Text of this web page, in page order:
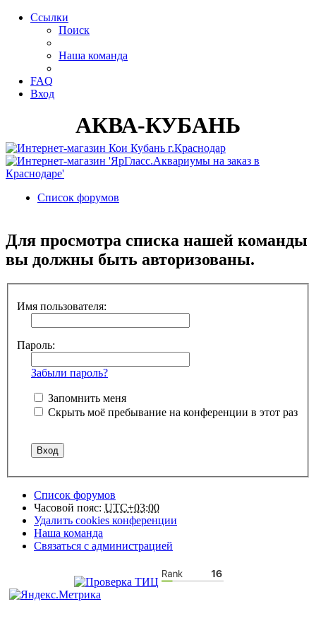
Ссылки
Поиск
Наша команда
FAQ
Вход
АКВА-КУБАНЬ
Список форумов
Для просмотра списка нашей команды
вы должны быть авторизованы.
Имя пользователя:
Пароль:
Забыли пароль?
Запомнить меня
Скрыть моё пребывание на конференции в этот раз
Список форумов
Часовой пояс: UTC+03:00
Удалить cookies конференции
Наша команда
Связаться с администрацией